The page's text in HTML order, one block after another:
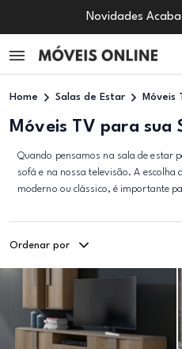
Novidades
Home Salas de Estar Móveis
Móveis TV para sua
Quando pensamos na sala de estar
sofá e na nossa televisão. A escolha
moderno ou clássico, é importante
Ordenar por